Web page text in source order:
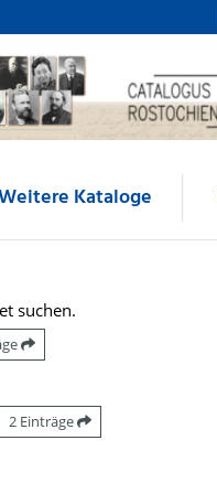
Kataloge
suchen.
2 Einträge